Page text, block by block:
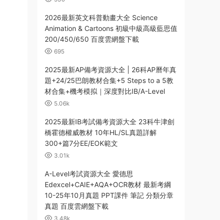
2026最新英文科普動畫大全 Science
Animation & Cartoons 初級中級高級藍思值
200/450/650 百度雲網盤下載
695
2025最新AP備考資源大全 | 26科AP曆年真
題+24/25巴朗教材合集+5 Steps to a 5教
材合集+機考模拟｜深度對比IB/A-Level
5.06k
2025最新IB考試備考資源大全 23科牛津劍
橋霍德權威教材 10年HL/SL真題詳解
300+篇7分EE/EOK範文
3.01k
A-Level考試資源大全 愛德思
Edexcel+CAIE+AQA+OCR教材 最新考綱
10-25年10月真題 PPT課件 筆記 分類分章
真題 百度雲網盤下載
3.48k